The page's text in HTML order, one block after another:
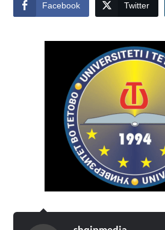
Facebook Twitter